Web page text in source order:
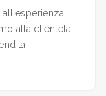
alla clientela